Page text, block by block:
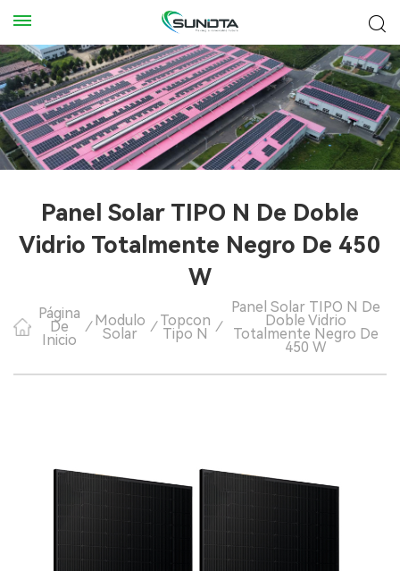
Panel Solar TIPO N De Doble
Vidrio Totalmente Negro De 450
W
Página
De
Inicio
/ Modulo
Solar / Topcon
Tipo N /
Panel Solar TIPO N De
Doble Vidrio
Totalmente Negro De
450 W